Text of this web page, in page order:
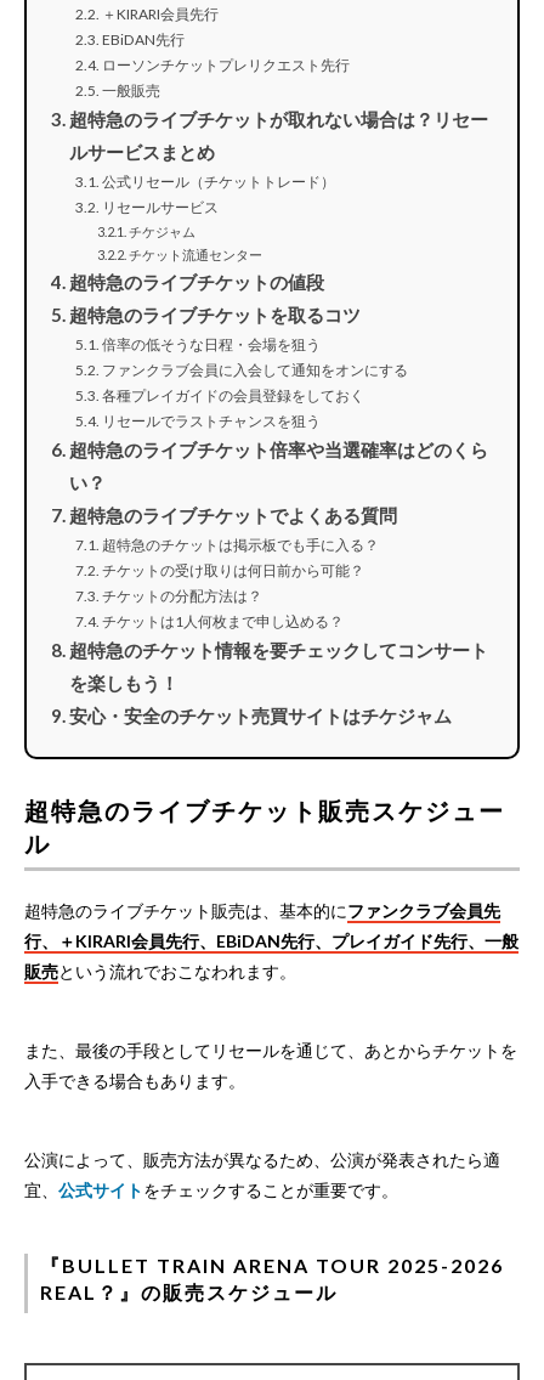
＋KIRARI会員先行
EBiDAN先行
ローソンチケットプレリクエスト先行
一般販売
超特急のライブチケットが取れない場合は？リセー
ルサービスまとめ
公式リセール（チケットトレード）
リセールサービス
チケジャム
チケット流通センター
超特急のライブチケットの値段
超特急のライブチケットを取るコツ
倍率の低そうな日程・会場を狙う
ファンクラブ会員に入会して通知をオンにする
各種プレイガイドの会員登録をしておく
リセールでラストチャンスを狙う
超特急のライブチケット倍率や当選確率はどのくら
い？
超特急のライブチケットでよくある質問
超特急のチケットは掲示板でも手に入る？
チケットの受け取りは何日前から可能？
チケットの分配方法は？
チケットは1人何枚まで申し込める？
超特急のチケット情報を要チェックしてコンサート
を楽しもう！
安心・安全のチケット売買サイトはチケジャム
超特急のライブチケット販売スケジュー
ル
超特急のライブチケット販売は、基本的にファンクラブ会員先
行、＋KIRARI会員先行、EBiDAN先行、プレイガイド先行、一般
販売という流れでおこなわれます。
また、最後の手段としてリセールを通じて、あとからチケットを
入手できる場合もあります。
公演によって、販売方法が異なるため、公演が発表されたら適
宜、 公式サイトをチェックすることが重要です。
『BULLET TRAIN ARENA TOUR 2025-2026
REAL？』の販売スケジュール